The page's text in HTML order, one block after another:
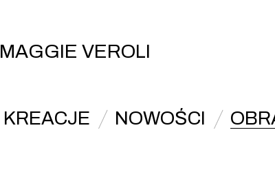
MAGGIE VEROLI
KREACJE NOWOŚCI